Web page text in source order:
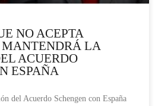
NO ACEPTA
LA
ACUERDO
ESPAÑA
del Acuerdo Schengen con España